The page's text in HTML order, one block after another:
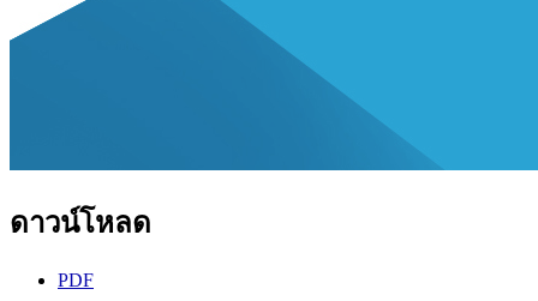
ดาวน์โหลด
PDF